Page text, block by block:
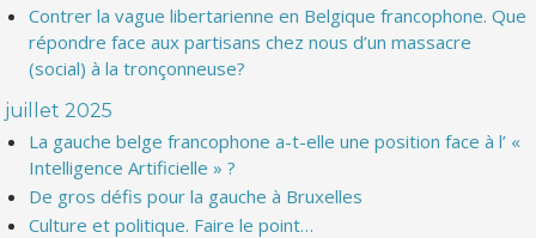
Contrer la vague libertarienne en Belgique francophone. Que
répondre face aux partisans chez nous d’un massacre
(social) à la tronçonneuse?
juillet 2025
La gauche belge francophone a-t-elle une position face à l’ «
Intelligence Artificielle » ?
De gros défis pour la gauche à Bruxelles
Culture et politique. Faire le point…